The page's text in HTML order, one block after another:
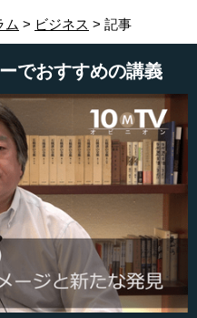
ム ビジネス 記事
でおすすめの講義